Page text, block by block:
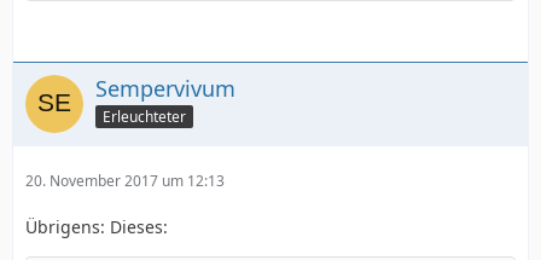
Sempervivum
Erleuchteter
20. November 2017 um 12:13
Übrigens: Dieses: